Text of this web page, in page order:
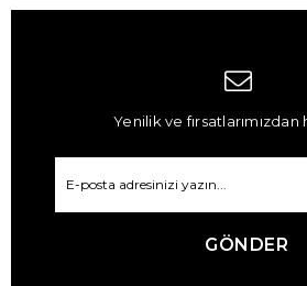
Yenilik ve fırsatlarımızdan
GÖNDER